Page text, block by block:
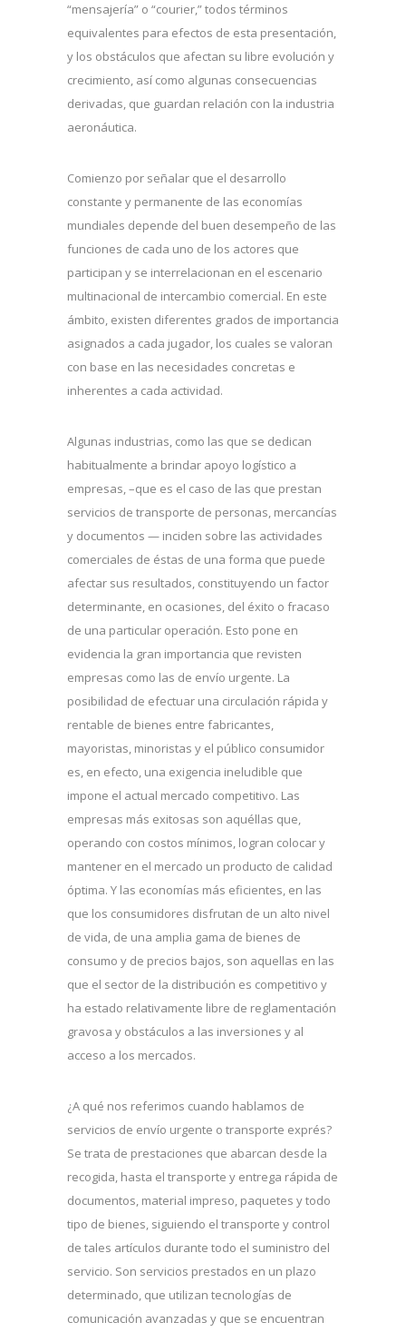
“mensajería” o “courier,” todos términos
equivalentes para efectos de esta presentación,
y los obstáculos que afectan su libre evolución y
crecimiento, así como algunas consecuencias
derivadas, que guardan relación con la industria
aeronáutica.
Comienzo por señalar que el desarrollo
constante y permanente de las economías
mundiales depende del buen desempeño de las
funciones de cada uno de los actores que
participan y se interrelacionan en el escenario
multinacional de intercambio comercial. En este
ámbito, existen diferentes grados de importancia
asignados a cada jugador, los cuales se valoran
con base en las necesidades concretas e
inherentes a cada actividad.
Algunas industrias, como las que se dedican
habitualmente a brindar apoyo logístico a
empresas, –que es el caso de las que prestan
servicios de transporte de personas, mercancías
y documentos — inciden sobre las actividades
comerciales de éstas de una forma que puede
afectar sus resultados, constituyendo un factor
determinante, en ocasiones, del éxito o fracaso
de una particular operación. Esto pone en
evidencia la gran importancia que revisten
empresas como las de envío urgente. La
posibilidad de efectuar una circulación rápida y
rentable de bienes entre fabricantes,
mayoristas, minoristas y el público consumidor
es, en efecto, una exigencia ineludible que
impone el actual mercado competitivo. Las
empresas más exitosas son aquéllas que,
operando con costos mínimos, logran colocar y
mantener en el mercado un producto de calidad
óptima. Y las economías más eficientes, en las
que los consumidores disfrutan de un alto nivel
de vida, de una amplia gama de bienes de
consumo y de precios bajos, son aquellas en las
que el sector de la distribución es competitivo y
ha estado relativamente libre de reglamentación
gravosa y obstáculos a las inversiones y al
acceso a los mercados.
¿A qué nos referimos cuando hablamos de
servicios de envío urgente o transporte exprés?
Se trata de prestaciones que abarcan desde la
recogida, hasta el transporte y entrega rápida de
documentos, material impreso, paquetes y todo
tipo de bienes, siguiendo el transporte y control
de tales artículos durante todo el suministro del
servicio. Son servicios prestados en un plazo
determinado, que utilizan tecnologías de
comunicación avanzadas y que se encuentran